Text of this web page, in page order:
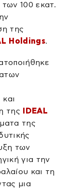
100 εκατ.
της
Holdings.
της
IDEAL
της
των
για την
και τη
μια